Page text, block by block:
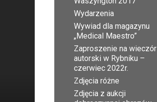
Wydarzenia
Wywiad dla magazynu
„Medical Maestro”
Zaproszenie na wieczór
autorski w Rybniku –
czerwiec 2022r.
Zdjęcia różne
Zdjęcia z aukcji